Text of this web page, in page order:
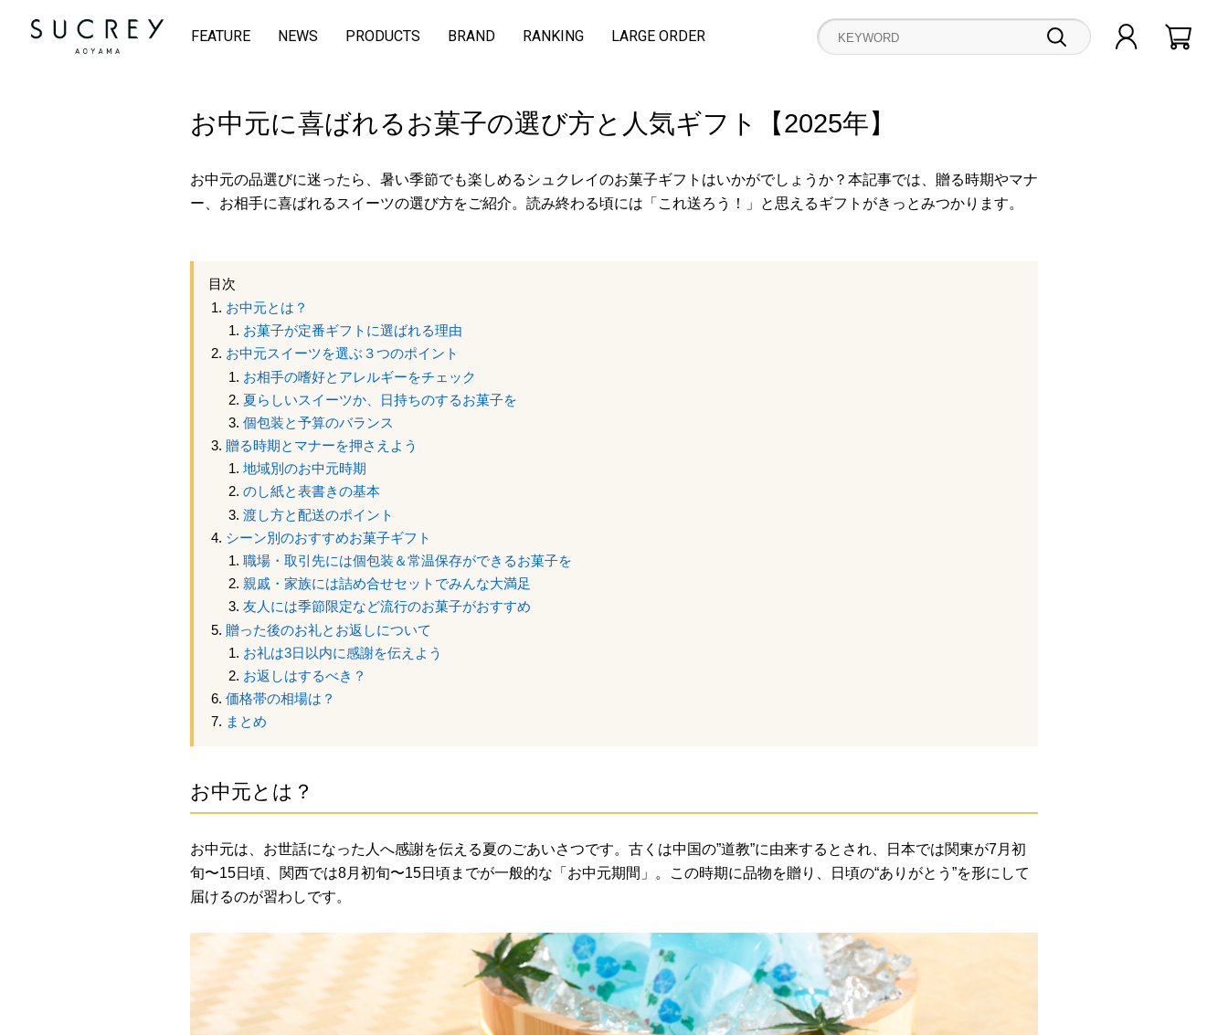
FEATURE NEWS PRODUCTS BRAND RANKING LARGE ORDER
お中元に喜ばれるお菓子の選び方と人気ギフト【2025年】
お中元の品選びに迷ったら、暑い季節でも楽しめるシュクレイのお菓子ギフトはいかがでしょうか？本記事では、贈る時期やマナ
ー、お相手に喜ばれるスイーツの選び方をご紹介。読み終わる頃には「これ送ろう！」と思えるギフトがきっとみつかります。
目次
お中元とは？
お菓子が定番ギフトに選ばれる理由
お中元スイーツを選ぶ３つのポイント
お相手の嗜好とアレルギーをチェック
夏らしいスイーツか、日持ちのするお菓子を
個包装と予算のバランス
贈る時期とマナーを押さえよう
地域別のお中元時期
のし紙と表書きの基本
渡し方と配送のポイント
シーン別のおすすめお菓子ギフト
職場・取引先には個包装＆常温保存ができるお菓子を
親戚・家族には詰め合せセットでみんな大満足
友人には季節限定など流行のお菓子がおすすめ
贈った後のお礼とお返しについて
お礼は3日以内に感謝を伝えよう
お返しはするべき？
価格帯の相場は？
まとめ
お中元とは？
お中元は、お世話になった人へ感謝を伝える夏のごあいさつです。古くは中国の”道教”に由来するとされ、日本では関東が7月初
旬〜15日頃、関西では8月初旬〜15日頃までが一般的な「お中元期間」。この時期に品物を贈り、日頃の“ありがとう”を形にして
届けるのが習わしです。